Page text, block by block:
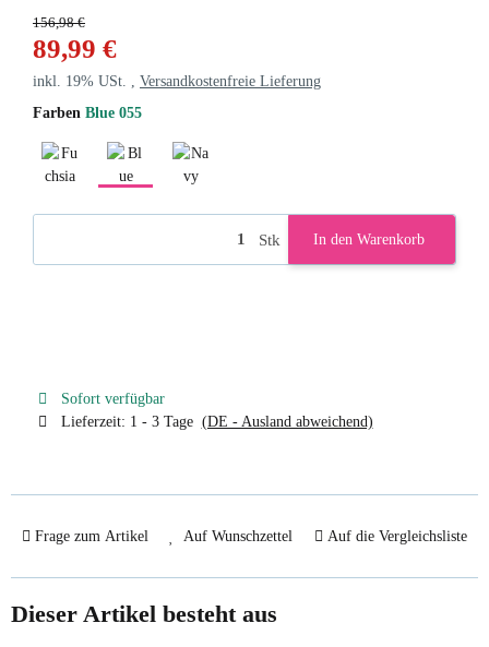
156,98 €
89,99 €
inkl. 19% USt. , Versandkostenfreie Lieferung
Farben Blue 055
Stk In den Warenkorb
Sofort verfügbar
Lieferzeit: 1 - 3 Tage (DE - Ausland abweichend)
Frage zum Artikel Auf Wunschzettel Auf die Vergleichsliste
Dieser Artikel besteht aus